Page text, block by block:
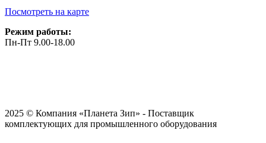
Посмотреть на карте
Режим работы:
Пн-Пт 9.00-18.00
2025 © Компания «Планета Зип» - Поставщик
комплектующих для промышленного оборудования